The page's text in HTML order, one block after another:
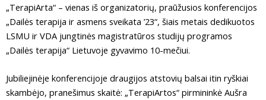
„TerapiArta“ – vienas iš organizatorių, praūžusios konferencijos
„Dailės terapija ir asmens sveikata ’23“, šiais metais dedikuotos
LSMU ir VDA jungtinės magistratūros studijų programos
„Dailės terapija“ Lietuvoje gyvavimo 10-mečiui.
Jubiliejinėje konferencijoje draugijos atstovių balsai itin ryškiai
skambėjo, pranešimus skaitė: „TerapiArtos“ pirmininkė Aušra